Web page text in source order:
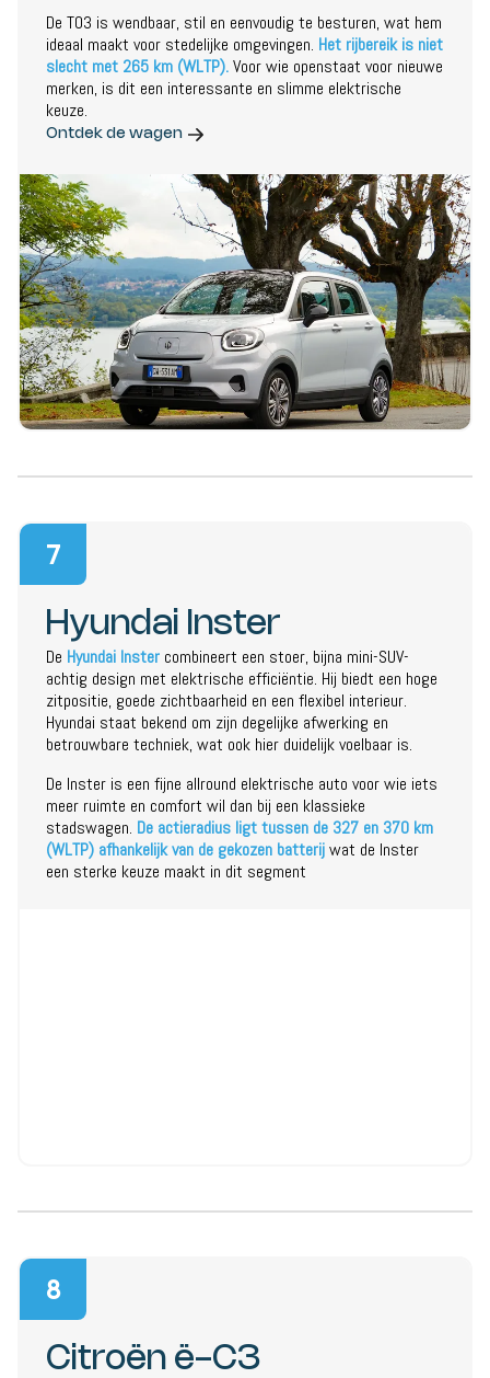
De T03 is wendbaar, stil en eenvoudig te besturen, wat hem
ideaal maakt voor stedelijke omgevingen. Het rijbereik is niet
slecht met 265 km (WLTP).Voor wie openstaat voor nieuwe
merken, is dit een interessante en slimme elektrische
keuze.
Ontdek de wagen
7
Hyundai Inster
De Hyundai Inster combineert een stoer, bijna mini-SUV-
achtig design met elektrische efficiëntie. Hij biedt een hoge
zitpositie, goede zichtbaarheid en een flexibel interieur.
Hyundai staat bekend om zijn degelijke afwerking en
betrouwbare techniek, wat ook hier duidelijk voelbaar is.
De Inster is een fijne allround elektrische auto voor wie iets
meer ruimte en comfort wil dan bij een klassieke
stadswagen. De actieradius ligt tussen de 327 en 370 km
(WLTP) afhankelijk van de gekozen batterijwat de Inster
een sterke keuze maakt in dit segment
8
Citroën ë-C3